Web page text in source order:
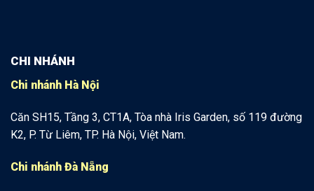
CHI NHÁNH
Chi nhánh Hà Nội
Căn SH15, Tầng 3, CT1A, Tòa nhà Iris Garden, số 119 đường
K2, P. Từ Liêm, TP. Hà Nội, Việt Nam.
Chi nhánh Đà Nẵng